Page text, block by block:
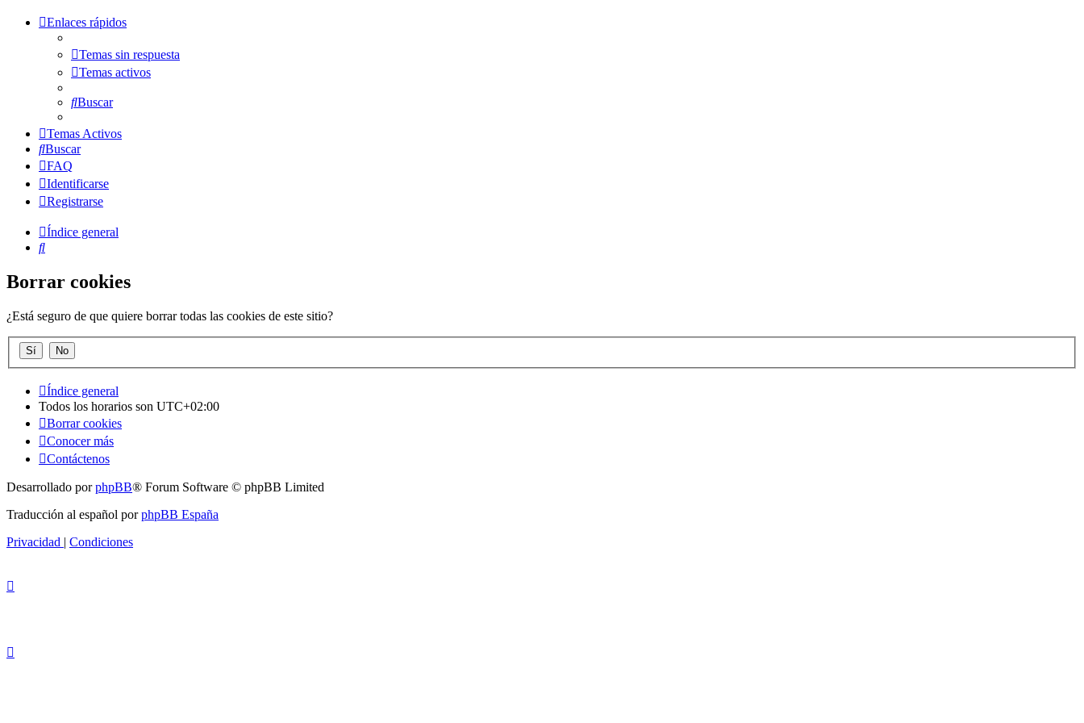
Enlaces rápidos
Temas sin respuesta
Temas activos
Buscar
Temas Activos
Buscar
FAQ
Identificarse
Registrarse
Índice general
Buscar
Borrar cookies
¿Está seguro de que quiere borrar todas las cookies de este sitio?
Índice general
Todos los horarios son UTC+02:00
Borrar cookies
Conocer más
Contáctenos
Desarrollado porphpBB® Forum Software © phpBB Limited
Traducción al español porphpBB España
Privacidad | Condiciones